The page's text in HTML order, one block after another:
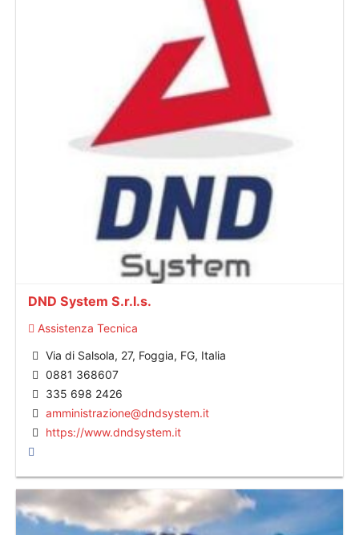
DND System S.r.l.s.
Assistenza Tecnica
Via di Salsola, 27, Foggia, FG, Italia
0881 368607
335 698 2426
amministrazione@dndsystem.it
https://www.dndsystem.it